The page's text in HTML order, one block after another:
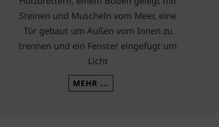
Steinen und Muscheln vom Meer, eine
Tür gebaut um Außen vom Innen zu
trennen und ein Fenster eingefügt um
Licht